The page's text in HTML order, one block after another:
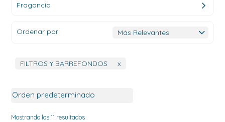
Fragancia
Ordenar por
FILTROS Y BARREFONDOS x
Mostrando los 11 resultados